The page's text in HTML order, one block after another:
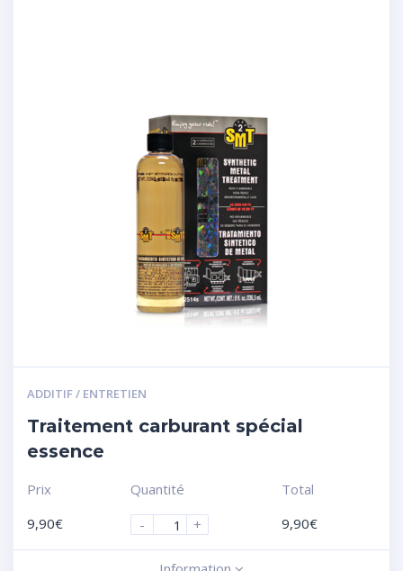
ADDITIF / ENTRETIEN
Traitement carburant spécial
essence
Prix
9,90€
Quantité
-
+
Total
9,90€